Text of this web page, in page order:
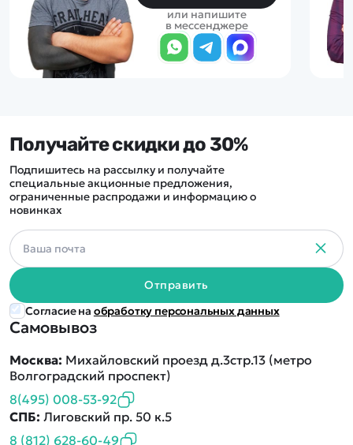
или напишите
в мессенджере
Самовывоз
Москва: Михайловский проезд д.3стр.13 (метро
Волгоградский проспект)
8(495) 008-53-92
СПБ: Лиговский пр. 50 к.5
8 (812) 628-60-49
Получайте скидки до 30%
Подпишитесь на рассылку и получайте
специальные акционные предложения,
ограниченные распродажи и информацию о
новинках
Отправить
Согласие на обработку персональных данных